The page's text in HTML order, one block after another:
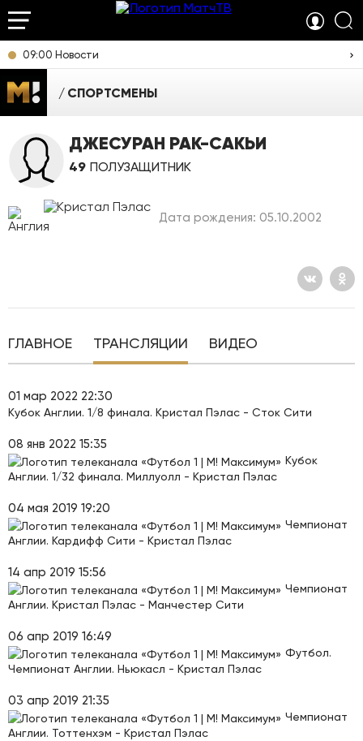
09:00 Новости
СПОРТСМЕНЫ
ДЖЕСУРАН РАК-САКЬИ
49 ПОЛУЗАЩИТНИК
Дата рождения: 05.10.2002
ГЛАВНОЕ ТРАНСЛЯЦИИ ВИДЕО
01 мар 2022 22:30
Кубок Англии. 1/8 финала. Кристал Пэлас - Сток Сити
08 янв 2022 15:35
Кубок
Англии. 1/32 финала. Миллуолл - Кристал Пэлас
04 мая 2019 19:20
Чемпионат
Англии. Кардифф Сити - Кристал Пэлас
14 апр 2019 15:56
Чемпионат
Англии. Кристал Пэлас - Манчестер Сити
06 апр 2019 16:49
Футбол.
Чемпионат Англии. Ньюкасл - Кристал Пэлас
03 апр 2019 21:35
Чемпионат
Англии. Тоттенхэм - Кристал Пэлас